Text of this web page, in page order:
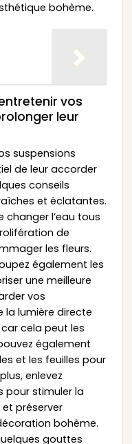
bohème.
vos
leur
suspensions
de leur accorder
conseils
et éclatantes.
changer l’eau tous
de
les fleurs.
également les
une meilleure
vos
la lumière directe
cela peut les
également
et les feuilles pour
enlevez
pour stimuler la
préserver
bohème.
gouttes